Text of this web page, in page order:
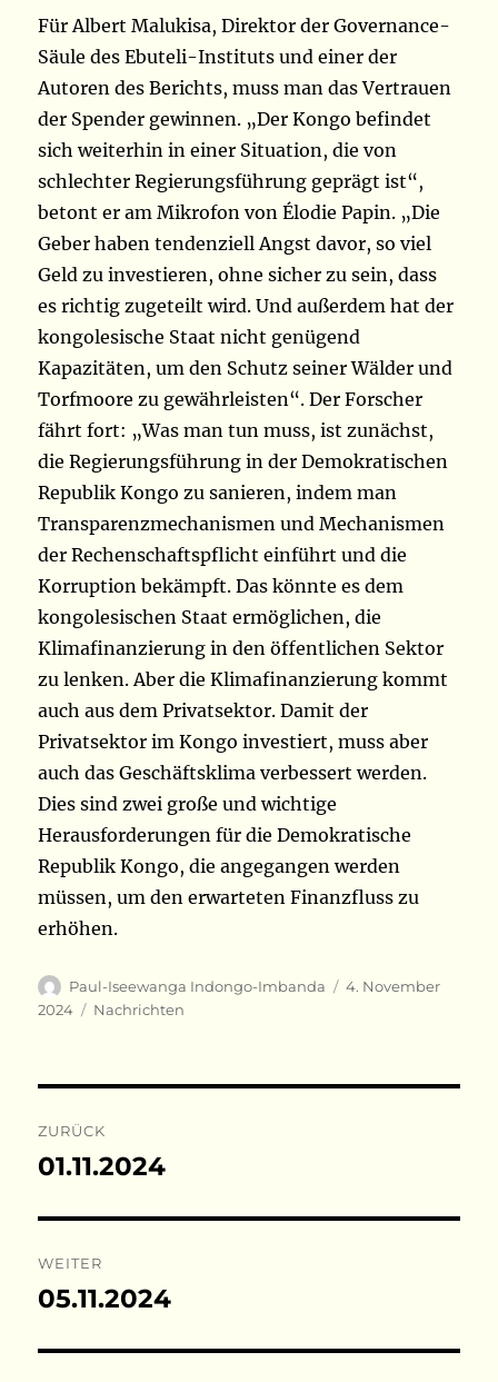
Für Albert Malukisa, Direktor der Governance-
Säule des Ebuteli-Instituts und einer der
Autoren des Berichts, muss man das Vertrauen
der Spender gewinnen. „Der Kongo befindet
sich weiterhin in einer Situation, die von
schlechter Regierungsführung geprägt ist“,
betont er am Mikrofon von Élodie Papin. „Die
Geber haben tendenziell Angst davor, so viel
Geld zu investieren, ohne sicher zu sein, dass
es richtig zugeteilt wird. Und außerdem hat der
kongolesische Staat nicht genügend
Kapazitäten, um den Schutz seiner Wälder und
Torfmoore zu gewährleisten“. Der Forscher
fährt fort: „Was man tun muss, ist zunächst,
die Regierungsführung in der Demokratischen
Republik Kongo zu sanieren, indem man
Transparenzmechanismen und Mechanismen
der Rechenschaftspflicht einführt und die
Korruption bekämpft. Das könnte es dem
kongolesischen Staat ermöglichen, die
Klimafinanzierung in den öffentlichen Sektor
zu lenken. Aber die Klimafinanzierung kommt
auch aus dem Privatsektor. Damit der
Privatsektor im Kongo investiert, muss aber
auch das Geschäftsklima verbessert werden.
Dies sind zwei große und wichtige
Herausforderungen für die Demokratische
Republik Kongo, die angegangen werden
müssen, um den erwarteten Finanzfluss zu
erhöhen.
Autor
Paul-Iseewanga Indongo-Imbanda
Veröffentlicht
4. November
2024
Kategorien
Nachrichten
ZURÜCK
Vorheriger
01.11.2024
WEITER
Nächster
05.11.2024